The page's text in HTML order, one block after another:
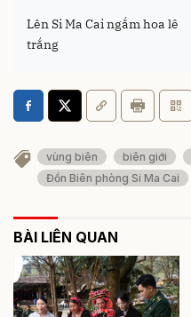
Lên Si Ma Cai ngắm hoa lê
trắng
vùng biên biên giới
Đồn Biên phòng Si Ma Cai
BÀI LIÊN QUAN